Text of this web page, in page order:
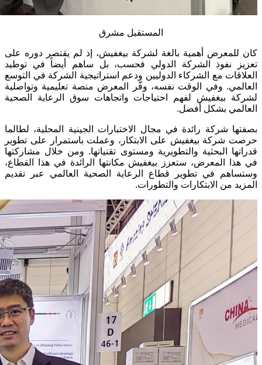
المستقبل مشرق
كان للمعرض أهمية بالغة لشركة بيغفيش، إذ لم يقتصر دوره على
تعزيز نفوذ الشركة الدولي فحسب، بل ساهم أيضاً في توطيد
العلاقات مع الشركاء الدوليين ودعم استراتيجية الشركة في التوسع
العالمي. وفي الوقت نفسه، وفّر المعرض منصة تعليمية وتواصلية
لشركة بيغفيش لفهم احتياجات واتجاهات سوق الرعاية الصحية
العالمي بشكل أفضل.
بصفتها شركة رائدة في مجال الاختبارات الجينية المحلية، لطالما
حرصت شركة بيغفيش على الابتكار، وعملت باستمرار على تطوير
قدراتها البحثية والتطويرية ومستوى تقنياتها. ومن خلال مشاركتها
في هذا المعرض، ستعزز بيغفيش مكانتها الرائدة في هذا القطاع،
وستساهم في تطوير قطاع الرعاية الصحية العالمي عبر تقديم
المزيد من الابتكارات والتطورات.